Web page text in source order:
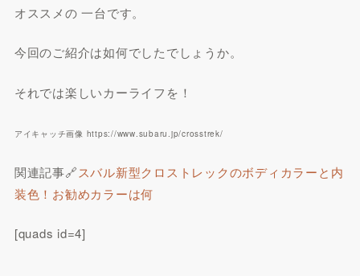
オススメの 一台です。
今回のご紹介は如何でしたでしょうか。
それでは楽しいカーライフを！
アイキャッチ画像 https://www.subaru.jp/crosstrek/
関連記事🔗スバル新型クロストレックのボディカラーと内
装色！お勧めカラーは何
[quads id=4]